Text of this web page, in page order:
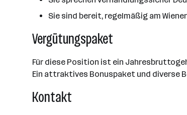
Sie sind bereit, regelmäßig am
Vergütungspaket
Für diese Position ist ein
Ein attraktives Bonuspaket und diverse
Kontakt